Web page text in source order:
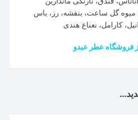
میوه گل ساعت، بنفشه، رز، یاس
کارامل، نعناع هندی
فروشگاه عطر عبدو